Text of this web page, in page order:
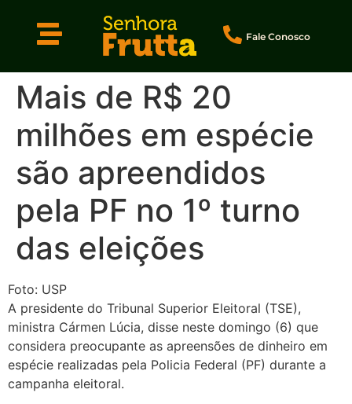
Fale Conosco
Mais de R$ 20
milhões em espécie
são apreendidos
pela PF no 1º turno
das eleições
Foto: USP
A presidente do Tribunal Superior Eleitoral (TSE),
ministra Cármen Lúcia, disse neste domingo (6) que
considera preocupante as apreensões de dinheiro em
espécie realizadas pela Policia Federal (PF) durante a
campanha eleitoral.